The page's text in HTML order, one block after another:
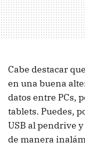
Cabe destacar que
en una buena
datos entre PCs,
tablets. Puedes,
USB al pendrive
de manera